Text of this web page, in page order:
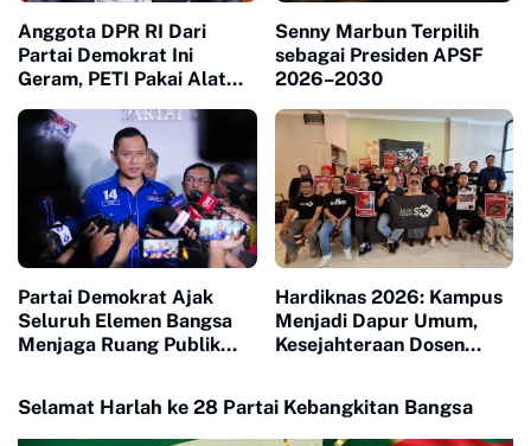
Anggota DPR RI Dari
Partai Demokrat Ini
Geram, PETI Pakai Alat
Tidak Tersentuh Hukum
Senny Marbun Terpilih
sebagai Presiden APSF
2026–2030
Partai Demokrat Ajak
Seluruh Elemen Bangsa
Menjaga Ruang Publik
Hardiknas 2026: Kampus
Menjadi Dapur Umum,
Kesejahteraan Dosen
Selamat Harlah ke 28 Partai Kebangkitan Bangsa